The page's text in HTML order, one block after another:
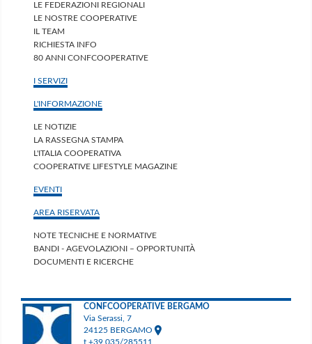
LE FEDERAZIONI REGIONALI
LE NOSTRE COOPERATIVE
IL TEAM
RICHIESTA INFO
80 ANNI CONFCOOPERATIVE
I SERVIZI
L'INFORMAZIONE
LE NOTIZIE
LA RASSEGNA STAMPA
L'ITALIA COOPERATIVA
COOPERATIVE LIFESTYLE MAGAZINE
EVENTI
AREA RISERVATA
NOTE TECNICHE E NORMATIVE
BANDI - AGEVOLAZIONI – OPPORTUNITÀ
DOCUMENTI E RICERCHE
CONFCOOPERATIVE BERGAMO
Via Serassi, 7
24125 BERGAMO
t +39 035/285511